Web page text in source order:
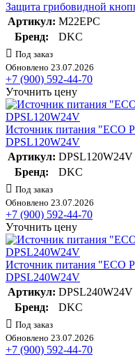
Защита грибовидной
Артикул: M22EPC
Бренд:
DKC
Под заказ
Обновлено 23.07.2026
+7 (900) 592-44-70
Уточнить цену
Источник питания "ECO
DPSL120W24V
Артикул: DPSL120W24V
Бренд:
DKC
Под заказ
Обновлено 23.07.2026
+7 (900) 592-44-70
Уточнить цену
Источник питания "ECO
DPSL240W24V
Артикул: DPSL240W24V
Бренд:
DKC
Под заказ
Обновлено 23.07.2026
+7 (900) 592-44-70